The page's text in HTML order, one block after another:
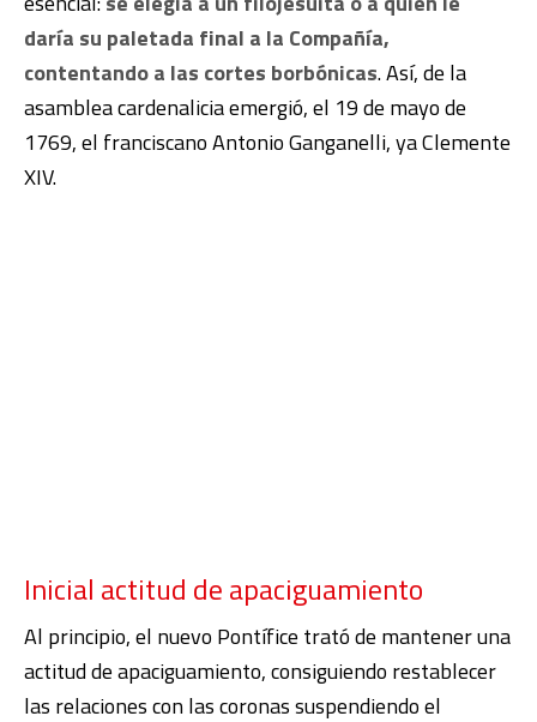
daría su paletada final a la Compañía,
contentando a las cortes borbónicas. Así, de la
asamblea cardenalicia emergió, el 19 de mayo de
1769, el franciscano Antonio Ganganelli, ya Clemente
XIV.
Inicial actitud de apaciguamiento
Al principio, el nuevo Pontífice trató de mantener una
actitud de apaciguamiento, consiguiendo restablecer
las relaciones con las coronas suspendiendo el